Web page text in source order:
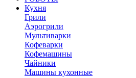
Кухня
Грили
Аэрогрили
Мультиварки
Кофеварки
Кофемашины
Чайники
Машины кухонные